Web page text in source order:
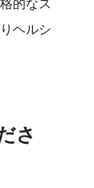
ヘルシ
さ